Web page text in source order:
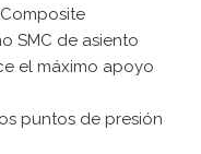
SMC de asiento
el máximo apoyo
puntos de presión